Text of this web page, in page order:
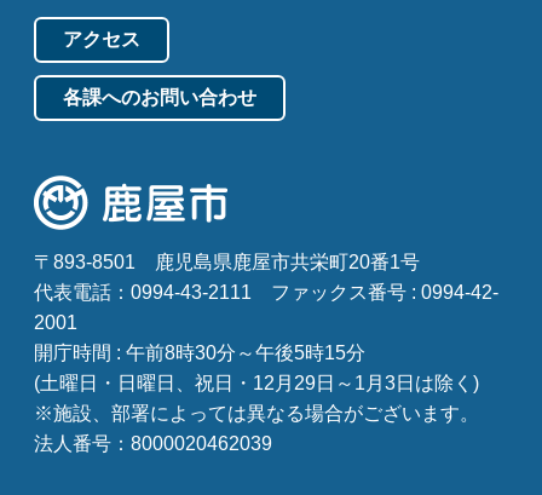
アクセス
各課へのお問い合わせ
〒893-8501
鹿児島県鹿屋市共栄町20番1号
代表電話：0994-43-2111
ファックス番号 : 0994-42-
2001
開庁時間 : 午前8時30分～午後5時15分
(土曜日・日曜日、祝日・12月29日～1月3日は除く)
※施設、部署によっては異なる場合がございます。
法人番号：8000020462039